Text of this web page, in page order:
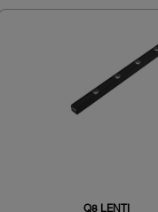
Q8 LENTI